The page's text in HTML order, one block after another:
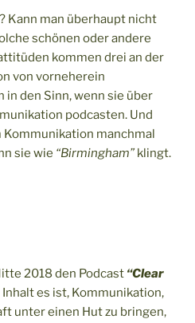
? Kann man überhaupt nicht
schönen oder andere
kommen drei an der
von vorneherein
den Sinn, wenn sie über
podcasten. Und
manchmal
sie wie “Birmingham”klingt.
2018 den Podcast “Clear
Inhalt es ist, Kommunikation,
unter einen Hut zu bringen,